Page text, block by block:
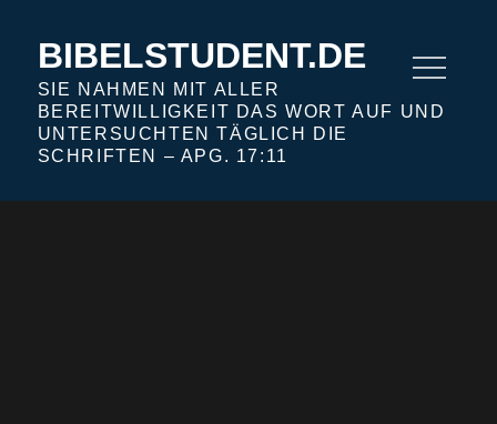
BIBELSTUDENT.DE
SIE NAHMEN MIT ALLER
BEREITWILLIGKEIT DAS WORT AUF UND
UNTERSUCHTEN TÄGLICH DIE
SCHRIFTEN – APG. 17:11